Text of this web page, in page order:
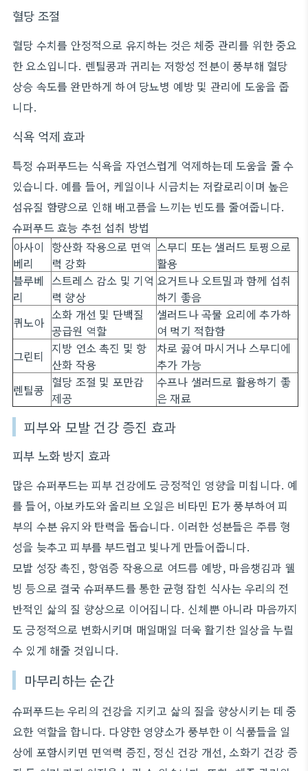
혈당 조절
혈당 수치를 안정적으로 유지하는 것은 체중 관리를 위한 중요
한 요소입니다. 렌틸콩과 귀리는 저항성 전분이 풍부해 혈당
상승 속도를 완만하게 하여 당뇨병 예방 및 관리에 도움을 줍
니다.
식욕 억제 효과
특정 슈퍼푸드는 식욕을 자연스럽게 억제하는데 도움을 줄 수
있습니다. 예를 들어, 케일이나 시금치는 저칼로리이며 높은
섬유질 함량으로 인해 배고픔을 느끼는 빈도를 줄여줍니다.
슈퍼푸드 효능 추천 섭취 방법
아사이
베리
항산화 작용으로 면역
력 강화
스무디 또는 샐러드 토핑으로
활용
블루베
리
스트레스 감소 및 기억
력 향상
요거트나 오트밀과 함께 섭취
하기 좋음
퀴노아 소화 개선 및 단백질
공급원 역할
샐러드나 곡물 요리에 추가하
여 먹기 적합함
그린티 지방 연소 촉진 및 항
산화 작용
차로 끓여 마시거나 스무디에
추가 가능
렌틸콩 혈당 조절 및 포만감
제공
수프나 샐러드로 활용하기 좋
은 재료
피부와 모발 건강 증진 효과
피부 노화 방지 효과
많은 슈퍼푸드는 피부 건강에도 긍정적인 영향을 미칩니다. 예
를 들어, 아보카도와 올리브 오일은 비타민 E가 풍부하여 피
부의 수분 유지와 탄력을 돕습니다. 이러한 성분들은 주름 형
성을 늦추고 피부를 부드럽고 빛나게 만들어줍니다.
모발 성장 촉진, 항염증 작용으로 여드름 예방, 마음챙김과 웰
빙 등으로 결국 슈퍼푸드를 통한 균형 잡힌 식사는 우리의 전
반적인 삶의 질 향상으로 이어집니다. 신체뿐 아니라 마음까지
도 긍정적으로 변화시키며 매일매일 더욱 활기찬 일상을 누릴
수 있게 해줄 것입니다.
마무리하는 순간
슈퍼푸드는 우리의 건강을 지키고 삶의 질을 향상시키는 데 중
요한 역할을 합니다. 다양한 영양소가 풍부한 이 식품들을 일
상에 포함시키면 면역력 증진, 정신 건강 개선, 소화기 건강 증